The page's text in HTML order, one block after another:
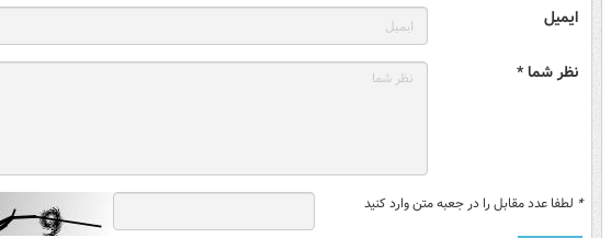
ایمیل
نظر شما *
* لطفا عدد مقابل را در جعبه متن وارد کنید